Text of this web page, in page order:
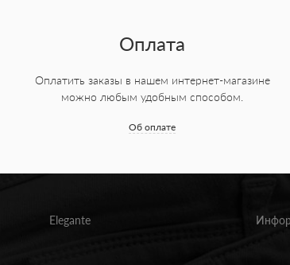
Оплата
Оплатить заказы в нашем интернет-магазине
можно любым удобным способом.
Об оплате
Elegante